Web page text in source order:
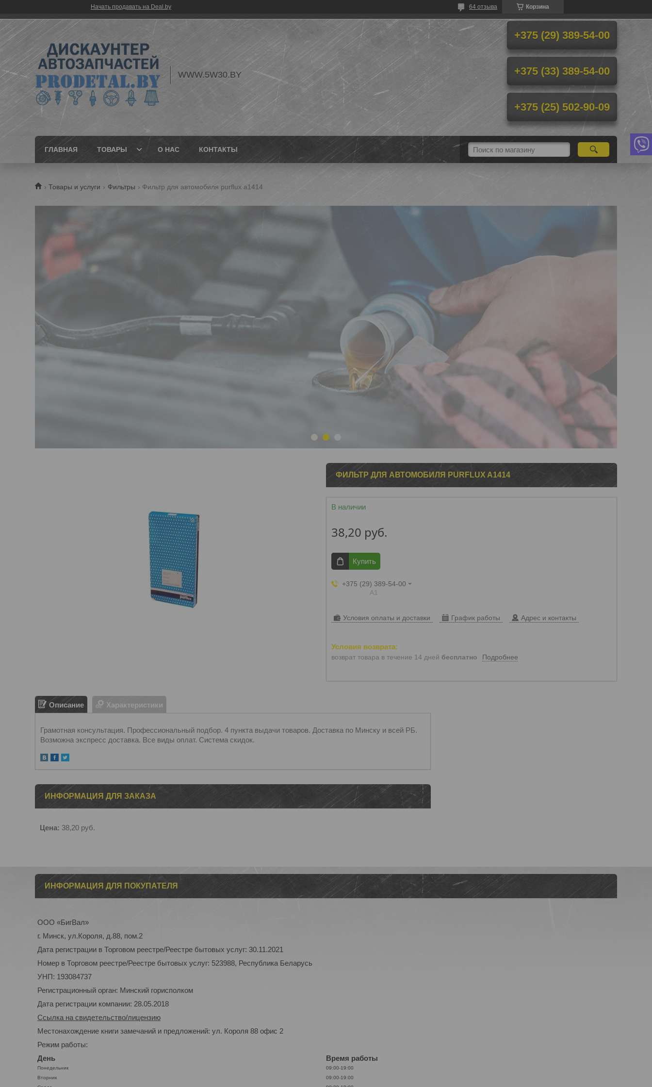
Начать продавать на Deal.by Корзина
64 отзыва
WWW.5W30.BY
+375 (29) 389-54-00
+375 (33) 389-54-00
+375 (25) 502-90-09
ГЛАВНАЯ ТОВАРЫ О НАС КОНТАКТЫ
Товары и услуги Фильтры Фильтр для автомобиля purflux a1414
ФИЛЬТР ДЛЯ АВТОМОБИЛЯ PURFLUX A1414
В наличии
38,20 руб.
Купить
+375 (29) 389-54-00
А1
Условия оплаты и доставки График работы Адрес и контакты
возврат товара в течение 14 дней бесплатно Подробнее
Описание Характеристики
Грамотная консультация. Профессиональный подбор. 4 пункта выдачи товаров. Доставка по Минску и всей РБ.
Возможна экспресс доставка. Все виды оплат. Система скидок.
ИНФОРМАЦИЯ ДЛЯ ЗАКАЗА
Цена: 38,20 руб.
ИНФОРМАЦИЯ ДЛЯ ПОКУПАТЕЛЯ
ООО «БигВал»
г. Минск, ул.Короля, д.88, пом.2
Дата регистрации в Торговом реестре/Реестре бытовых услуг: 30.11.2021
Номер в Торговом реестре/Реестре бытовых услуг: 523988, Республика Беларусь
УНП: 193084737
Регистрационный орган: Минский горисполком
Дата регистрации компании: 28.05.2018
Ссылка на свидетельство/лицензию
Местонахождение книги замечаний и предложений: ул. Короля 88 офис 2
Режим работы:
День
Время работы
Понедельник
09:00-19:00
Вторник
09:00-19:00